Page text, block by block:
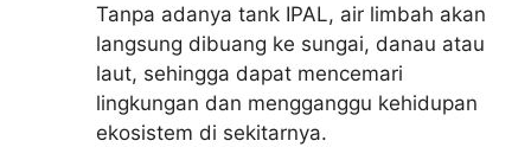
Tanpa adanya tank IPAL, air limbah akan
langsung dibuang ke sungai, danau atau
laut, sehingga dapat mencemari
lingkungan dan mengganggu kehidupan
ekosistem di sekitarnya.